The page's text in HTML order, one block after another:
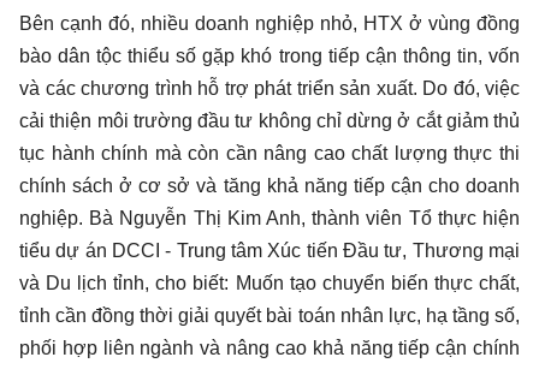
Bên cạnh đó, nhiều doanh nghiệp nhỏ, HTX ở vùng đồng
bào dân tộc thiểu số gặp khó trong tiếp cận thông tin, vốn
và các chương trình hỗ trợ phát triển sản xuất. Do đó, việc
cải thiện môi trường đầu tư không chỉ dừng ở cắt giảm thủ
tục hành chính mà còn cần nâng cao chất lượng thực thi
chính sách ở cơ sở và tăng khả năng tiếp cận cho doanh
nghiệp. Bà Nguyễn Thị Kim Anh, thành viên Tổ thực hiện
tiểu dự án DCCI - Trung tâm Xúc tiến Đầu tư, Thương mại
và Du lịch tỉnh, cho biết: Muốn tạo chuyển biến thực chất,
tỉnh cần đồng thời giải quyết bài toán nhân lực, hạ tầng số,
phối hợp liên ngành và nâng cao khả năng tiếp cận chính